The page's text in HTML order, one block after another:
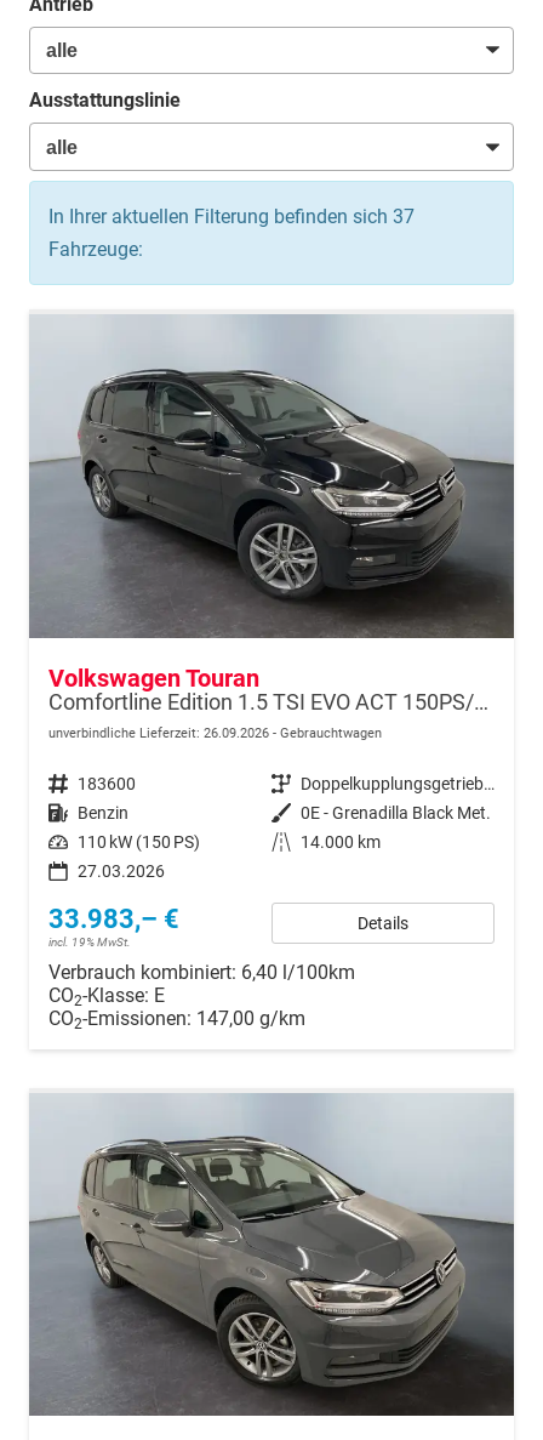
Ausstattungslinie
In Ihrer aktuellen Filterung befinden sich 37
Fahrzeuge:
Volkswagen Touran
Comfortline Edition 1.5 TSI EVO ACT 150PS/110kW DSG7 2026 +APP-Connect+RFK+17"ALU+SHZ
unverbindliche Lieferzeit: 26.09.2026 Gebrauchtwagen
Fahrzeugnr. 183600 Getriebe
Doppelkupplungsgetriebe (DSG)
Kraftstoff Benzin Außenfarbe 0E - Grenadilla Black Met.
Leistung 110 kW (150 PS) Kilometerstand
14.000 km
27.03.2026
33.983,– €
incl. 19% MwSt.
Details
Verbrauch kombiniert: 6,40 l/100km
CO2-Klasse: E
CO2-Emissionen: 147,00 g/km